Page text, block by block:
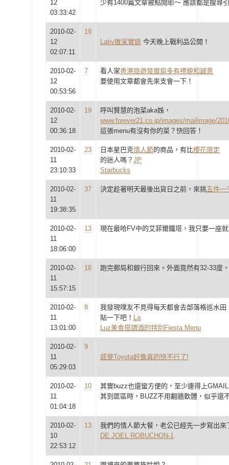
12
03:33:42
少有1400篇文章被點閱耶～ 應該都是搜尋
2010-02-
12
02:07:11
19
Lativ敗家實錄 今天晚上戰利品公開！
2010-02-
12
00:53:56
7 看人家香港旅遊發展局多有禮貌和誠意
要使用文章都會先來支會一下！
2010-02-
12
00:36:18
19
呼叫賢慧的泡菜aka姊，
www.forever21.co.jp/images/mailimage/
這張menu有沒有你的菜？快回答！
2010-02-
11
23:10:33
23 日本星巴克情人節的商品，有比櫻花限定
的迷人嗎？ JP
Starbucks
2010-02-
11
19:38:35
37 決定趁著明天最後出貨日之前，來挑五件一
2010-02-
11
18:06:00
13 現在最哈FV中的艾菲爾鐵塔，我只要一座
2010-02-
11
15:57:15
18 跑完郵局和銀行回來。外面竟然有32-33度
2010-02-
11
13:01:00
8
我發現噗友不見得每天都會去部落格巡水
貼一下吧！ La
Luz美食搭調酒的特別Fiesta Menu
2010-02-
11
05:29:03
9
感覺Toyota好像真的快不行了!
2010-02-
11
01:04:18
10
其實buzz也還蠻方便的，至少連得上
其到匪區時，BUZZ不用翻牆軟體，似乎還
2010-02-
10
22:53:12
13
我們的情人節大餐，老公已經先一步寫出來
DE JOEL ROBUCHON-1